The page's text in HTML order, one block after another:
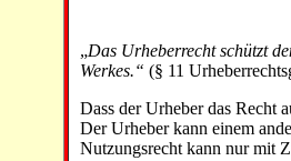
„Das Urheberrecht schützt
Werkes.“ (§ 11
Dass der Urheber das Recht
Der Urheber kann einem
Nutzungsrecht kann nur mit